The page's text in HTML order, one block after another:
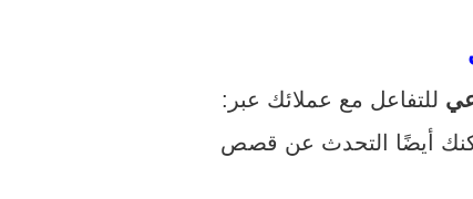
للتفاعل مع عملائك عبر:
أيضًا التحدث عن قصص